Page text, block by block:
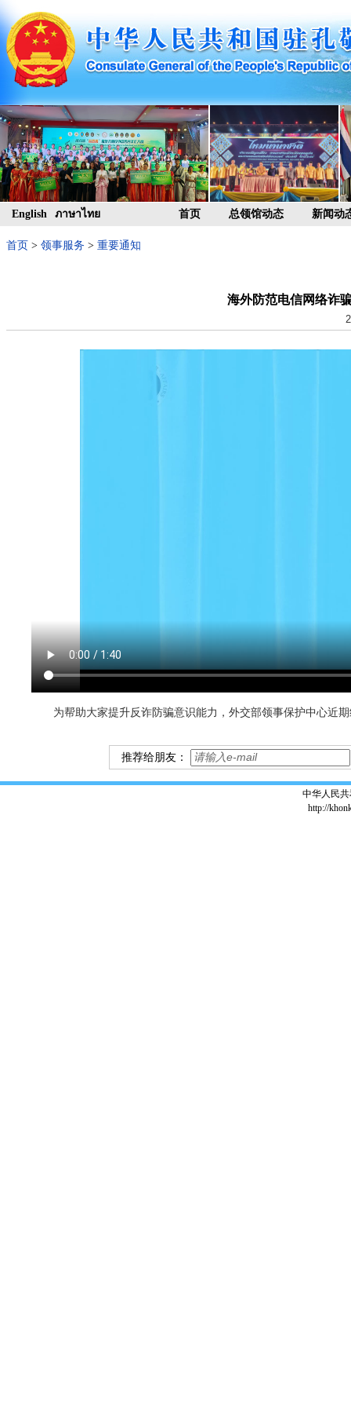
English ภาษาไทย 首页 总领馆动态 新闻动
首页 > 领事服务 > 重要通知
海外防范电信网络诈
为帮助大家提升反诈防骗意识能力，外交部领事保护中心近
推荐给朋友：
中华人民
http://